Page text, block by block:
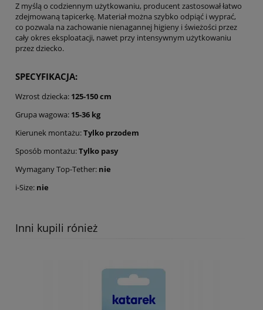
Z myślą o codziennym użytkowaniu, producent zastosował łatwo
zdejmowaną tapicerkę. Materiał można szybko odpiąć i wyprać,
co pozwala na zachowanie nienagannej higieny i świeżości przez
cały okres eksploatacji, nawet przy intensywnym użytkowaniu
przez dziecko.
SPECYFIKACJA:
Wzrost dziecka: 125-150 cm
Grupa wagowa: 15-36 kg
Kierunek montażu:Tylko przodem
Sposób montażu:Tylko pasy
Wymagany Top-Tether: nie
i-Size: nie
Inni kupili rónież